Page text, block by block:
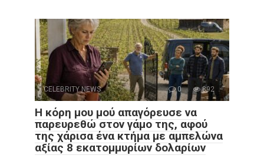
CELEBRITY NEWS 0 892
Η κόρη μου μού απαγόρευσε να
παρευρεθώ στον γάμο της, αφού
της χάρισα ένα κτήμα με αμπελώνα
αξίας 8 εκατομμυρίων δολαρίων